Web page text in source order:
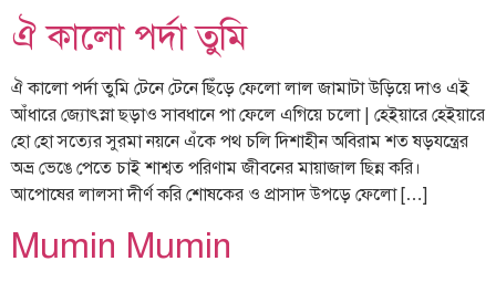
ঐ কালো পর্দা তুমি
ঐ কালো পর্দা তুমি টেনে টেনে ছিঁড়ে ফেলো লাল জামাটা উড়িয়ে দাও এই
আঁধারে জ্যোৎস্না ছড়াও সাবধানে পা ফেলে এগিয়ে চলো | হেইয়ারে হেইয়ারে
হো হো সত্যের সুরমা নয়নে এঁকে পথ চলি দিশাহীন অবিরাম শত ষড়যন্ত্রের
অভ্র ভেঙে পেতে চাই শাশ্বত পরিণাম জীবনের মায়াজাল ছিন্ন করি।
আপোষের লালসা দীর্ণ করি শোষকের ও প্রাসাদ উপড়ে ফেলো […]
Mumin Mumin